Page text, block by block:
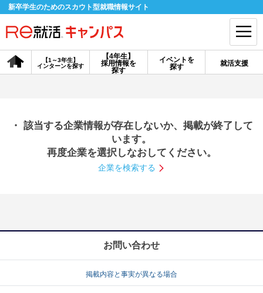
新卒学生のためのスカウト型就職情報サイト
【4年生】
採用情報を
探す
【1～3年生】
インターンを探す
イベントを
探す
就活支援
会員登録 ログイン
探す
【4年生】
説明会を探す
就活ノウハウ・サポート
・ 該当する企業情報が存在しないか、掲載が終了して
います。
再度企業を選択しなおしてください。
企業を検索する
お問い合わせ
掲載内容と事実が異なる場合